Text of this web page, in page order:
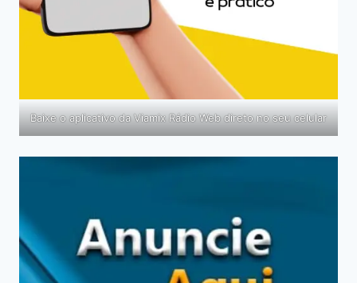
Baixe o aplicativo da Viamix Rádio Web direto no seu celular